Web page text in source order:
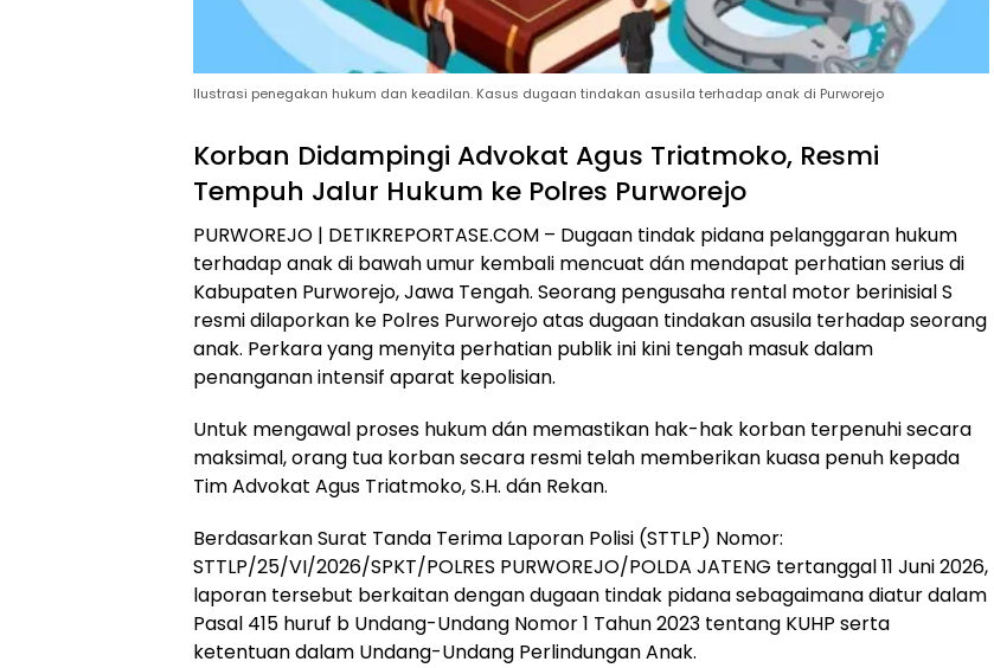
Ilustrasi penegakan hukum dan keadilan. Kasus dugaan tindakan asusila terhadap anak di Purworejo
Korban Didampingi Advokat Agus Triatmoko, Resmi
Tempuh Jalur Hukum ke Polres Purworejo
PURWOREJO | DETIKREPORTASE.COM – Dugaan tindak pidana pelanggaran hukum
terhadap anak di bawah umur kembali mencuat dán mendapat perhatian serius di
Kabupaten Purworejo, Jawa Tengah. Seorang pengusaha rental motor berinisial S
resmi dilaporkan ke Polres Purworejo atas dugaan tindakan asusila terhadap seorang
anak. Perkara yang menyita perhatian publik ini kini tengah masuk dalam
penanganan intensif aparat kepolisian.
Untuk mengawal proses hukum dán memastikan hak-hak korban terpenuhi secara
maksimal, orang tua korban secara resmi telah memberikan kuasa penuh kepada
Tim Advokat Agus Triatmoko, S.H. dán Rekan.
Berdasarkan Surat Tanda Terima Laporan Polisi (STTLP) Nomor:
STTLP/25/VI/2026/SPKT/POLRES PURWOREJO/POLDA JATENG tertanggal 11 Juni 2026,
laporan tersebut berkaitan dengan dugaan tindak pidana sebagaimana diatur dalam
Pasal 415 huruf b Undang-Undang Nomor 1 Tahun 2023 tentang KUHP serta
ketentuan dalam Undang-Undang Perlindungan Anak.